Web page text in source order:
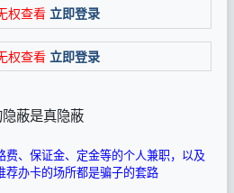
权查看 立即登录
权查看 立即登录
蔽是真隐蔽
、保证金、定金等的个人兼职，以及
荐办卡的场所都是骗子的套路